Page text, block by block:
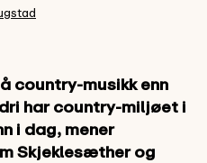
country-musikk enn
har country-miljøet i
i dag, mener
Skjeklesæther og